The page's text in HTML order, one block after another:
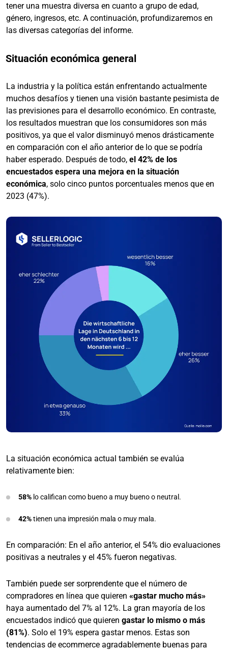
tener una muestra diversa en cuanto a grupo de edad,
género, ingresos, etc. A continuación, profundizaremos en
las diversas categorías del informe.
Situación económica general
La industria y la política están enfrentando actualmente
muchos desafíos y tienen una visión bastante pesimista de
las previsiones para el desarrollo económico. En contraste,
los resultados muestran que los consumidores son más
positivos, ya que el valor disminuyó menos drásticamente
en comparación con el año anterior de lo que se podría
haber esperado. Después de todo, el 42% de los
encuestados espera una mejora en la situación
económica, solo cinco puntos porcentuales menos que en
2023 (47%).
La situación económica actual también se evalúa
relativamente bien:
58% lo califican como bueno a muy bueno o neutral.
42%tienen una impresión mala o muy mala.
En comparación: En el año anterior, el 54% dio evaluaciones
positivas a neutrales y el 45% fueron negativas.
También puede ser sorprendente que el número de
compradores en línea que quieren «gastar mucho más»
haya aumentado del 7% al 12%. La gran mayoría de los
encuestados indicó que quieren gastar lo mismo o más
(81%). Solo el 19% espera gastar menos. Estas son
tendencias de ecommerce agradablemente buenas para